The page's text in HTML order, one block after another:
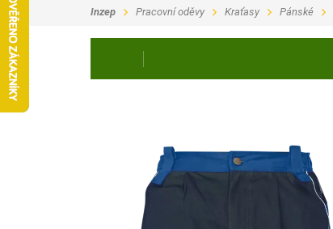
Inzep Pracovní oděvy Kraťasy Pánské